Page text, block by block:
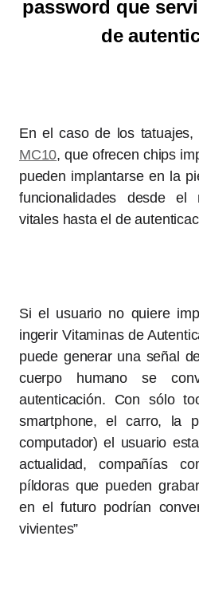
password que
de
En el caso de los
MC10, que ofrecen chips
pueden implantarse en la
funcionalidades desde el
vitales hasta el de
Si el usuario no quiere
ingerir Vitaminas de
puede generar una señal
cuerpo humano se
autenticación. Con sólo
smartphone, el carro, la
computador) el usuario
actualidad, compañías
píldoras que pueden
en el futuro podrían
vivientes”